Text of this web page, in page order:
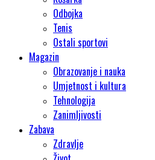
Odbojka
Tenis
Ostali sportovi
Magazin
Obrazovanje i nauka
Umjetnost i kultura
Tehnologija
Zanimljivosti
Zabava
Zdravlje